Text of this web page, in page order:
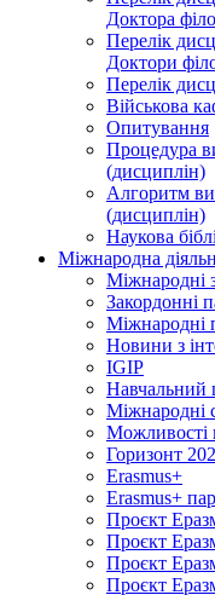
Доктора
Перелік
Доктори
Перелік
Військова
Опитування
Процедура
(дисциплін)
Алгоритм
(дисциплін)
Наукова
Міжнародна
Міжнародні
Закордонні
Міжнародні
Новини з
IGIP
Навчальний
Міжнародні
Можливості
Горизонт
Erasmus+
Erasmus+
Проєкт
Проєкт
Проєкт
Проєкт